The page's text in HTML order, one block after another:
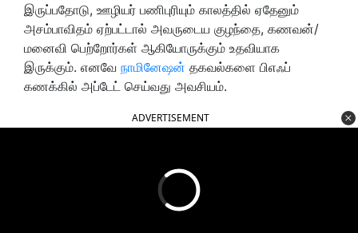
இருப்பதோடு, ஊழியர் பணிபுரியும் காலத்தில் ஏதேனும்
அசம்பாவிதம் ஏற்பட்டால் அவருடைய குழந்தை, கணவன்/
மனைவி பெற்றோர்கள் ஆகியோருக்கும் உதவியாக
இருக்கும். எனவே நாமினேஷன் தகவல்களை பிஎஃப்
கணக்கில் அப்டேட் செய்வது அவசியம்.
ADVERTISEMENT